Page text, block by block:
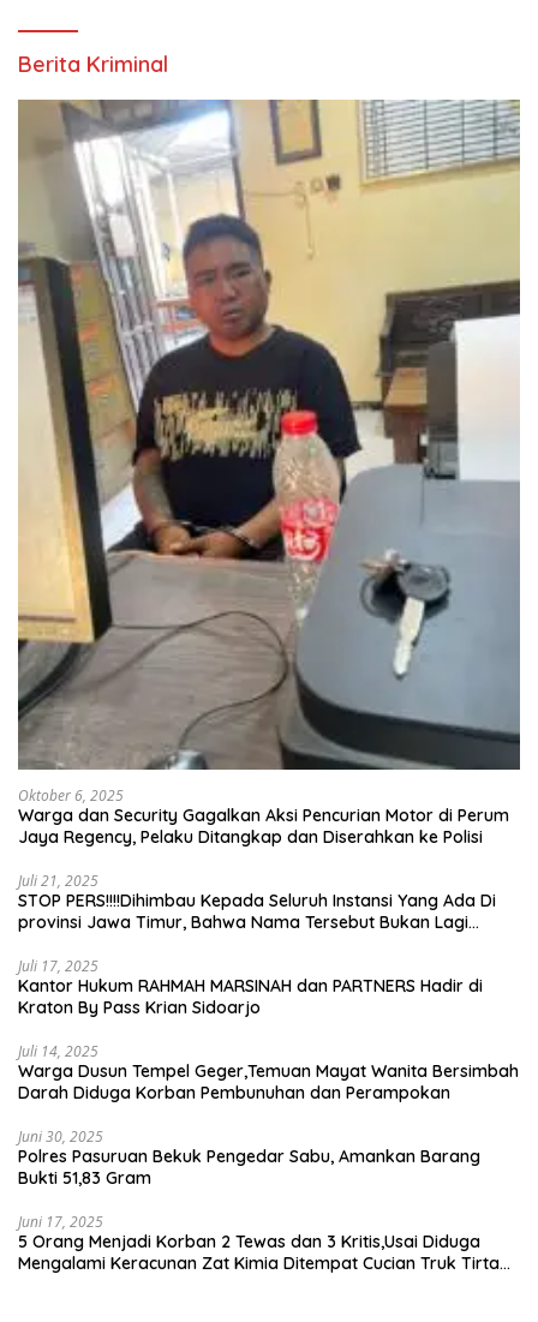
Berita Kriminal
Oktober 6, 2025
Warga dan Security Gagalkan Aksi Pencurian Motor di Perum
Jaya Regency, Pelaku Ditangkap dan Diserahkan ke Polisi
Juli 21, 2025
STOP PERS!!!!Dihimbau Kepada Seluruh Instansi Yang Ada Di
provinsi Jawa Timur, Bahwa Nama Tersebut Bukan Lagi
Juli 17, 2025
Kantor Hukum RAHMAH MARSINAH dan PARTNERS Hadir di
Kraton By Pass Krian Sidoarjo
Juli 14, 2025
Warga Dusun Tempel Geger,Temuan Mayat Wanita Bersimbah
Darah Diduga Korban Pembunuhan dan Perampokan
Juni 30, 2025
Polres Pasuruan Bekuk Pengedar Sabu, Amankan Barang
Bukti 51,83 Gram
Juni 17, 2025
5 Orang Menjadi Korban 2 Tewas dan 3 Kritis,Usai Diduga
Mengalami Keracunan Zat Kimia Ditempat Cucian Truk Tirta